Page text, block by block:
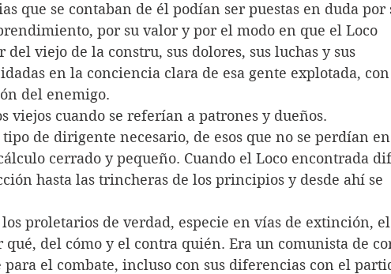
que se contaban de él podían ser puestas en duda por
por su valor y por el modo en que el Loco
viejo de la constru, sus dolores, sus luchas y sus
en la conciencia clara de esa gente explotada,
del enemigo.
viejos cuando se referían a patrones y dueños.
tipo de dirigente necesario, de esos que no se perdían
cerrado y pequeño. Cuando el Loco encontrada
hasta las trincheras de los principios y desde ahí se
proletarios de verdad, especie en vías de extinción,
del cómo y el contra quién. Era un comunista de
el combate, incluso con sus diferencias con el